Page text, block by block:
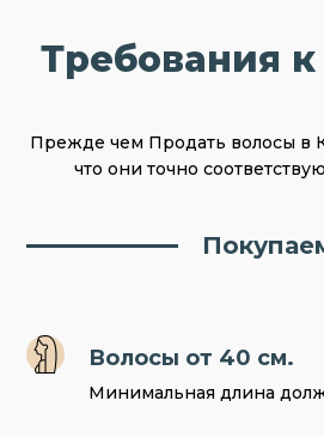
Требования
Прежде чем Продать волосы в
что они точно
Волосы от 40 см.
Минимальная длина